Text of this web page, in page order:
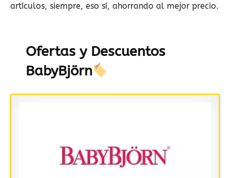
artículos, siempre, eso sí, ahorrando al mejor precio.
Ofertas y Descuentos
BabyBjörn